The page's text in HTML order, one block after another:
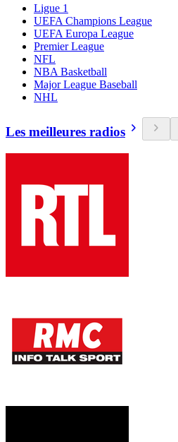
Ligue 1
UEFA Champions League
UEFA Europa League
Premier League
NFL
NBA Basketball
Major League Baseball
NHL
Les meilleures radios